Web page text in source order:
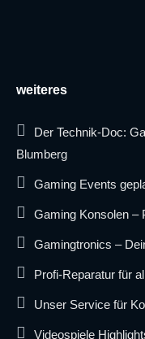
weiteres
Der Technik-Doc:
Blumberg
Gaming Events
Gaming Konsolen –
Gamingtronics –
Profi-Reparatur für
Unser Service für
Videospiele